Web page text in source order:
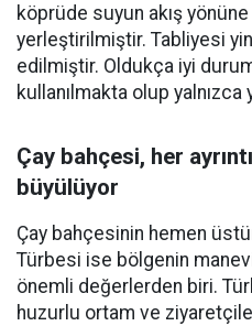
köprüde suyun akış
yerleştirilmiştir. Tabliyesi
edilmiştir. Oldukça iyi
kullanılmakta olup yalnızca
Çay bahçesi, her
büyülüyor
Çay bahçesinin hemen
Türbesi ise bölgenin
önemli değerlerden biri.
huzurlu ortam ve